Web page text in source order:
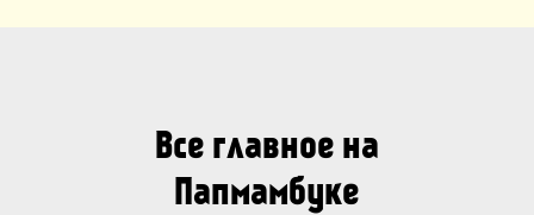
Все главное на
Папмамбуке